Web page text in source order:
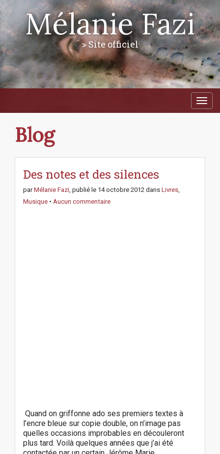
Mélanie Fazi
> Site officiel
M
i
i
Blog
Des notes et des silences
parMélanie Fazi, publié le 14 octobre 2012 dans Livres,
Musique • Aucun commentaire
Quand on griffonne ado ses premiers textes à
l’encre bleue sur copie double, on n’image pas
quelles occasions improbables en découleront
plus tard. Voilà quelques années que j’ai été